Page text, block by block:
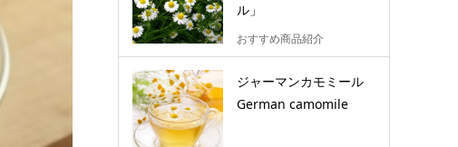
ル」
おすすめ商品紹介
ジャーマンカモミール
German camomile